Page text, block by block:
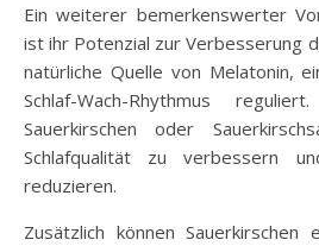
Ein weiterer bemerkenswerter
ist ihr Potenzial zur Verbesserung
natürliche Quelle von Melatonin,
Schlaf-Wach-Rhythmus
Sauerkirschen oder
Schlafqualität zu verbessern
reduzieren.
Zusätzlich können Sauerkirschen